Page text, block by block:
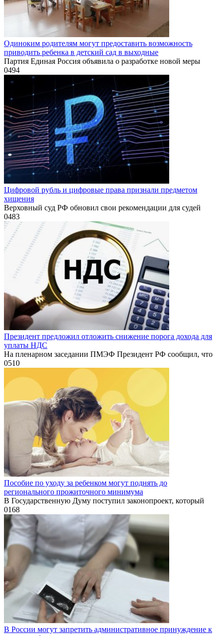
Одиноким родителям могут предоставить возможность
приводить ребенка в детский сад в выходные
Партия Единая Россия объявила о разработке новой меры
0494
Цифровой рубль и цифровые права признали предметом
хищения
Верховный суд РФ обновил свои рекомендации для судей
0483
Президент предложил отложить снижение порога дохода для
уплаты НДС
На пленарном заседании ПМЭФ Президент РФ сообщил, что
0510
Пособие по уходу за ребенком могут поднять до
регионального прожиточного минимума
В Государственную Думу поступил законопроект, который
0168
В России могут запретить административное принуждение к